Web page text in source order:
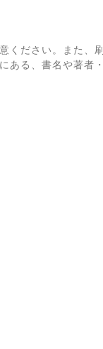
ください。また、刷
ある、書名や著者・